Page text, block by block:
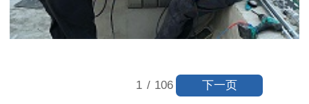
1 / 106 下一页